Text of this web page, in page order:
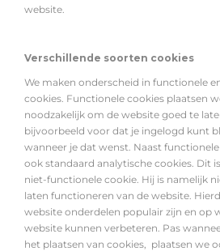
website.
Verschillende soorten cookies
We maken onderscheid in functionele
cookies. Functionele cookies plaatsen
noodzakelijk om de website goed te
bijvoorbeeld voor dat je ingelogd kunt
wanneer je dat wenst. Naast
ook standaard analytische cookies. Dit
niet-functionele cookie. Hij is namelijk
laten functioneren van de website.
website onderdelen populair zijn en op
website kunnen verbeteren. Pas
het plaatsen van cookies, plaatsen we